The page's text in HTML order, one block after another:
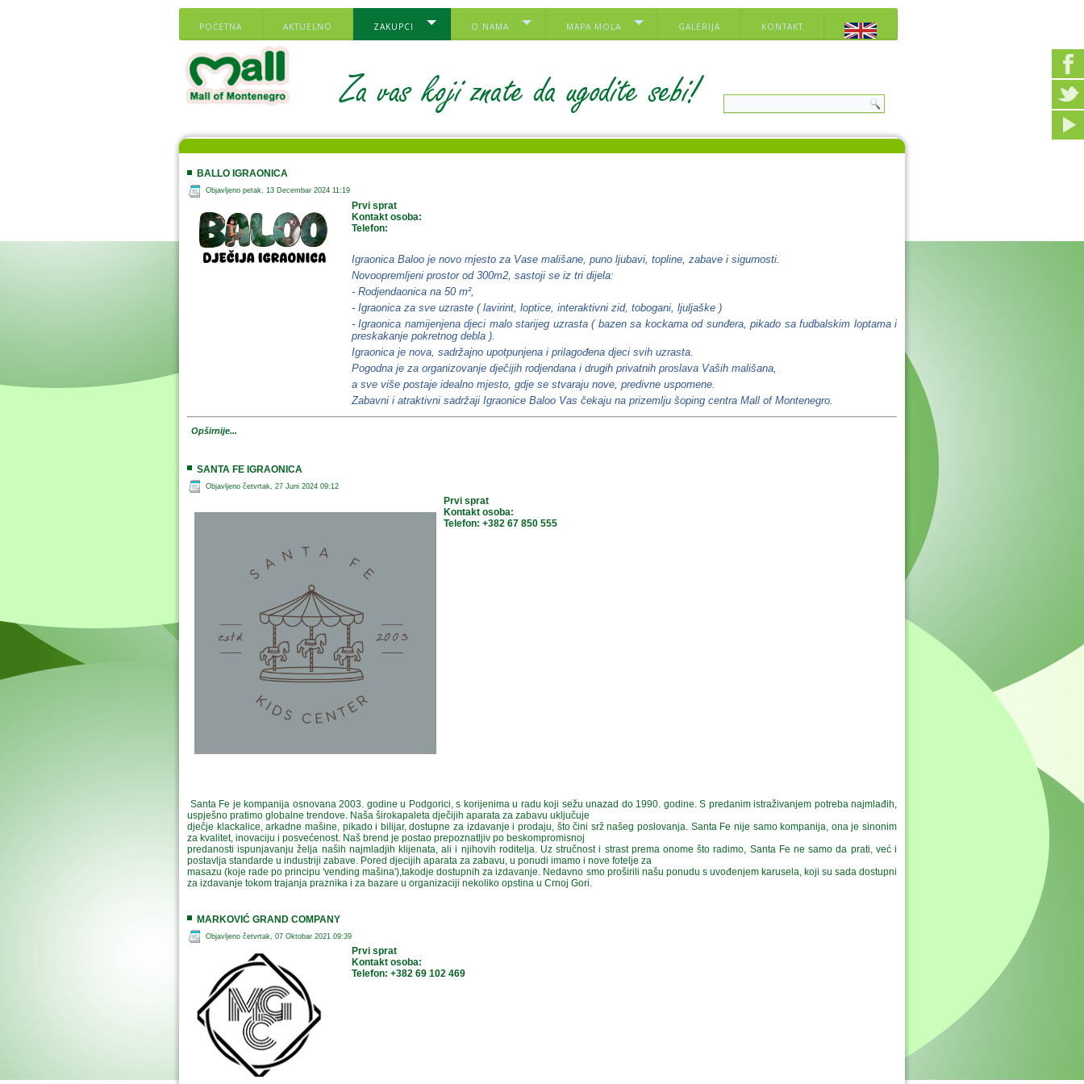
POČETNA AKTUELNO ZAKUPCI O NAMA MAPA MOLA GALERIJA KONTAKT
BALLO IGRAONICA
Objavljeno petak, 13 Decembar 2024 11:19
Prvi sprat
Kontakt osoba:
Telefon:
Igraonica Baloo je novo mjesto za Vase mališane, puno ljubavi, topline, zabave i sigurnosti.
Novoopremljeni prostor od 300m2, sastoji se iz tri dijela:
- Rodjendaonica na 50 m²,
- Igraonica za sve uzraste ( lavirint, loptice, interaktivni zid, tobogani, ljuljaške )
- Igraonica namijenjena djeci malo starijeg uzrasta ( bazen sa kockama od sunđera, pikado sa fudbalskim loptama i
preskakanje pokretnog debla ).
Igraonica je nova, sadržajno upotpunjena i prilagođena djeci svih uzrasta.
Pogodna je za organizovanje dječijih rodjendana i drugih privatnih proslava Vaših mališana,
a sve više postaje idealno mjesto, gdje se stvaraju nove, predivne uspomene.
Zabavni i atraktivni sadržaji Igraonice Baloo Vas čekaju na prizemlju šoping centra Mall of Montenegro.
Opširnije...
SANTA FE IGRAONICA
Objavljeno četvrtak, 27 Juni 2024 09:12
Prvi sprat
Kontakt osoba:
Telefon: +382 67 850 555
Santa Fe je kompanija osnovana 2003. godine u Podgorici, s korijenima u radu koji sežu unazad do 1990. godine. S predanim istraživanjem potreba najmlađih,
uspješno pratimo globalne trendove. Naša širokapaleta dječijih aparata za zabavu uključuje
dječje klackalice, arkadne mašine, pikado i bilijar, dostupne za izdavanje i prodaju, što čini srž našeg poslovanja. Santa Fe nije samo kompanija, ona je sinonim
za kvalitet, inovaciju i posvećenost. Naš brend je postao prepoznatljiv po beskompromisnoj
predanosti ispunjavanju želja naših najmladjih klijenata, ali i njihovih roditelja. Uz stručnost i strast prema onome što radimo, Santa Fe ne samo da prati, već i
postavlja standarde u industriji zabave. Pored djecijih aparata za zabavu, u ponudi imamo i nove fotelje za
masazu (koje rade po principu 'vending mašina'),takodje dostupnih za izdavanje. Nedavno smo proširili našu ponudu s uvođenjem karusela, koji su sada dostupni
za izdavanje tokom trajanja praznika i za bazare u organizaciji nekoliko opstina u Crnoj Gori.
MARKOVIĆ GRAND COMPANY
Objavljeno četvrtak, 07 Oktobar 2021 09:39
Prvi sprat
Kontakt osoba:
Telefon: +382 69 102 469